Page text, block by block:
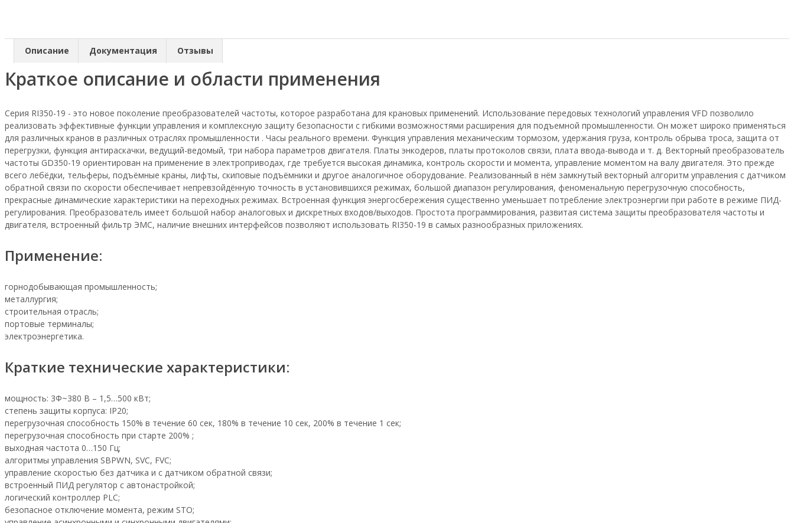
Описание Документация Отзывы
Краткое описание и области применения
Серия RI350-19 - это новое поколение преобразователей частоты, которое разработана для крановых применений. Использование передовых технологий управления VFD позволило
реализовать эффективные функции управления и комплексную защиту безопасности с гибкими возможностями расширения для подъемной промышленности. Он может широко применяться
для различных кранов в различных отраслях промышленности . Часы реального времени. Функция управления механическим тормозом, удержания груза, контроль обрыва троса, защита от
перегрузки, функция антираскачки, ведущий-ведомый, три набора параметров двигателя. Платы энкодеров, платы протоколов связи, плата ввода-вывода и т. д. Векторный преобразователь
частоты GD350-19 ориентирован на применение в электроприводах, где требуется высокая динамика, контроль скорости и момента, управление моментом на валу двигателя. Это прежде
всего лебёдки, тельферы, подъёмные краны, лифты, скиповые подъёмники и другое аналогичное оборудование. Реализованный в нём замкнутый векторный алгоритм управления с датчиком
обратной связи по скорости обеспечивает непревзойдённую точность в установившихся режимах, большой диапазон регулирования, феноменальную перегрузочную способность,
прекрасные динамические характеристики на переходных режимах. Встроенная функция энергосбережения существенно уменьшает потребление электроэнергии при работе в режиме ПИД-
регулирования. Преобразователь имеет большой набор аналоговых и дискретных входов/выходов. Простота программирования, развитая система защиты преобразователя частоты и
двигателя, встроенный фильтр ЭМС, наличие внешних интерфейсов позволяют использовать RI350-19 в самых разнообразных приложениях.
Применение:
горнодобывающая промышленность;
металлургия;
строительная отрасль;
портовые терминалы;
электроэнергетика.
Краткие технические характеристики:
мощность: 3Ф~380 В – 1,5…500 кВт;
степень защиты корпуса: IP20;
перегрузочная способность 150% в течение 60 сек, 180% в течение 10 сек, 200% в течение 1 сек;
перегрузочная способность при старте 200% ;
выходная частота 0…150 Гц;
алгоритмы управления SBPWN, SVC, FVC;
управление скоростью без датчика и с датчиком обратной связи;
встроенный ПИД регулятор с автонастройкой;
логический контроллер PLC;
безопасное отключение момента, режим STO;